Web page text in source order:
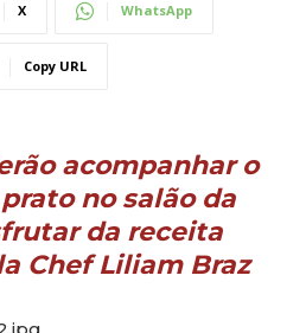
X WhatsApp
Copy URL
acompanhar o
no salão da
da receita
Chef Liliam Braz